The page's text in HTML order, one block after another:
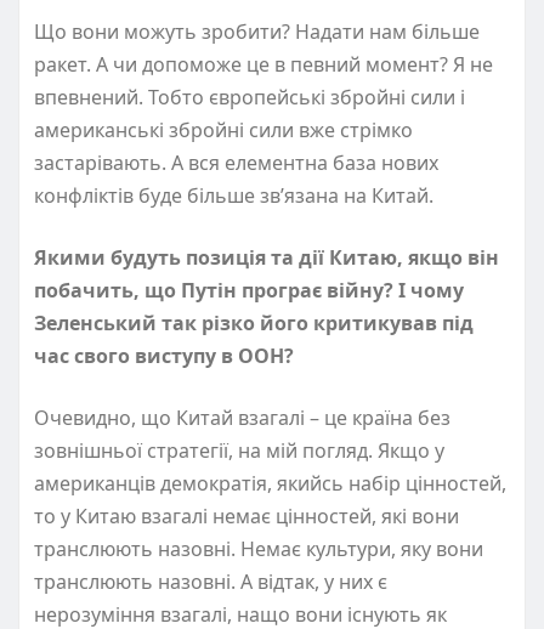
Що вони можуть зробити? Надати нам більше
ракет. А чи допоможе це в певний момент? Я не
впевнений. Тобто європейські збройні сили і
американські збройні сили вже стрімко
застарівають. А вся елементна база нових
конфліктів буде більше зв’язана на Китай.
Якими будуть позиція та дії Китаю, якщо він
побачить, що Путін програє війну? І чому
Зеленський так різко його критикував під
час свого виступу в ООН?
Очевидно, що Китай взагалі – це країна без
зовнішньої стратегії, на мій погляд. Якщо у
американців демократія, якийсь набір цінностей,
то у Китаю взагалі немає цінностей, які вони
транслюють назовні. Немає культури, яку вони
транслюють назовні. А відтак, у них є
нерозуміння взагалі, нащо вони існують як